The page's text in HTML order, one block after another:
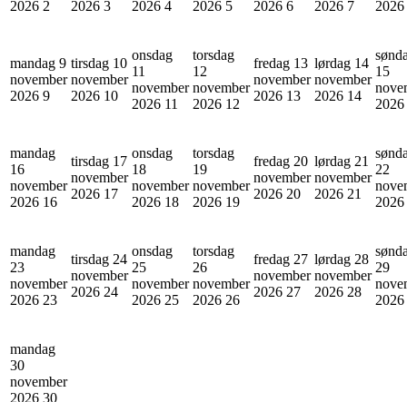
2026 2
2026 3
2026 4
2026 5
2026 6
2026 7
2026
mandag 9
november
2026 9
tirsdag 10
november
2026 10
onsdag
11
november
2026 11
torsdag
12
november
2026 12
fredag 13
november
2026 13
lørdag 14
november
2026 14
15
2026
mandag
16
november
2026 16
tirsdag 17
november
2026 17
onsdag
18
november
2026 18
torsdag
19
november
2026 19
fredag 20
november
2026 20
lørdag 21
november
2026 21
22
2026
mandag
23
november
2026 23
tirsdag 24
november
2026 24
onsdag
25
november
2026 25
torsdag
26
november
2026 26
fredag 27
november
2026 27
lørdag 28
november
2026 28
29
2026
mandag
30
november
2026 30